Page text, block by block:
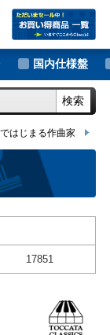
月別新譜一覧
国内仕様盤
検索
ではじまる作曲家
じまる作曲家
17851